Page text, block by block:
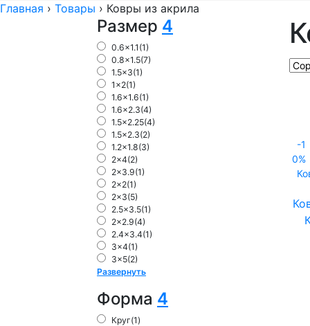
Главная › Товары › Ковры из акрила
-1
0%
Размер 4
0.6x1.1 (1)
0.8x1.5(7)
1.5x3(1)
1x2(1)
1.6x1.6(1)
1.6x2.3(4)
1.5x2.25(4)
1.5x2.3(2)
1.2x1.8(3)
2x4(2)
2x3.9(1)
2x2(1)
2x3(5)
2.5x3.5(1)
2x2.9(4)
2.4x3.4(1)
3x4(1)
3x5(2)
Развернуть
Форма 4
Круг(1)